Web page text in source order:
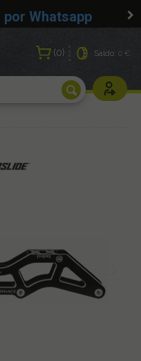
por Whatsapp
0 Saldo:0 €
Usuarios